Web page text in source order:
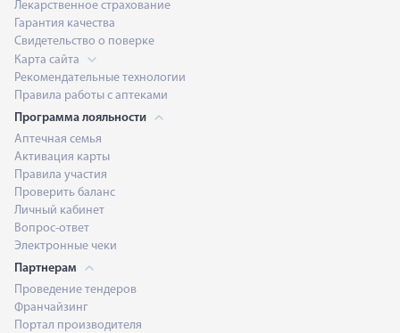
Лекарственное страхование
Гарантия качества
Свидетельство о поверке
Карта сайта
Рекомендательные технологии
Правила работы с аптеками
Программа лояльности
Аптечная семья
Активация карты
Правила участия
Проверить баланс
Личный кабинет
Вопрос-ответ
Электронные чеки
Партнерам
Проведение тендеров
Франчайзинг
Портал производителя